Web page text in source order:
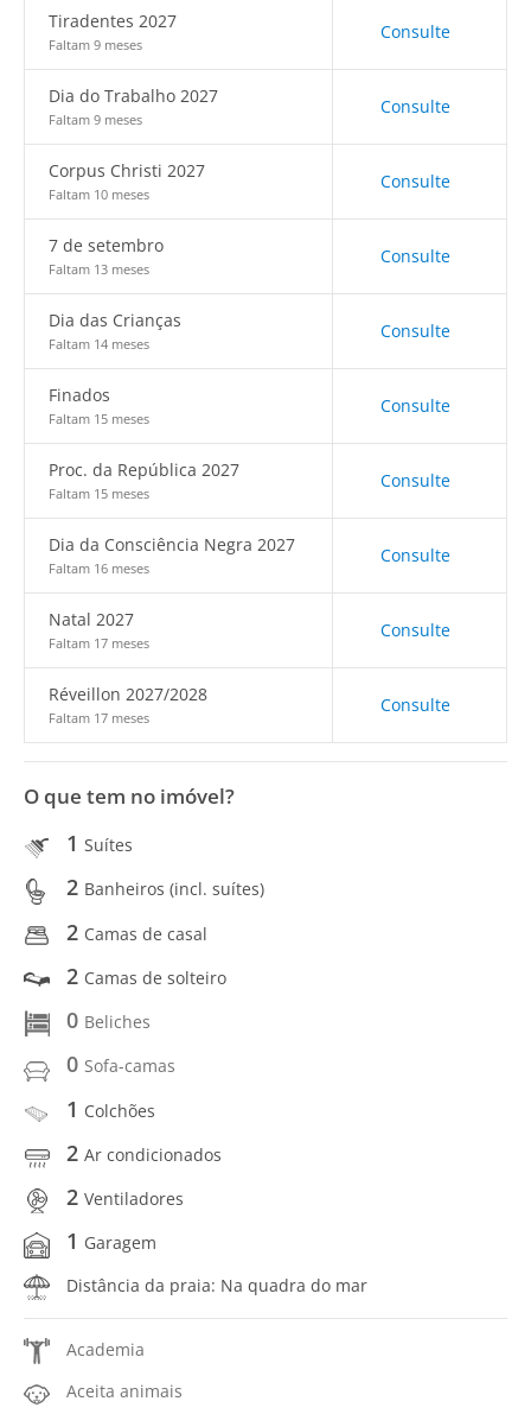
Tiradentes 2027
Faltam 9 meses
Consulte
Dia do Trabalho 2027
Faltam 9 meses
Consulte
Corpus Christi 2027
Faltam 10 meses
Consulte
7 de setembro
Faltam 13 meses
Consulte
Dia das Crianças
Faltam 14 meses
Consulte
Finados
Faltam 15 meses
Consulte
Proc. da República 2027
Faltam 15 meses
Consulte
Dia da Consciência Negra 2027
Faltam 16 meses
Consulte
Natal 2027
Faltam 17 meses
Consulte
Réveillon 2027/2028
Faltam 17 meses
Consulte
O que tem no imóvel?
1 Suítes
2 Banheiros (incl. suítes)
2 Camas de casal
2 Camas de solteiro
0 Beliches
0 Sofa-camas
1 Colchões
2 Ar condicionados
2 Ventiladores
1 Garagem
Distância da praia: Na quadra do mar
Academia
Aceita animais